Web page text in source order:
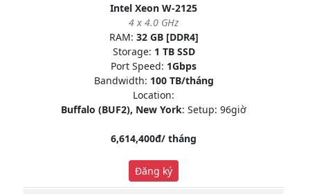
Intel Xeon W-2125
4 x 4.0 GHz
RAM: 32 GB [DDR4]
Storage: 1 TB SSD
Port Speed: 1Gbps
Bandwidth: 100 TB/tháng
Location:
Buffalo (BUF2), New York: Setup: 96giờ
6,614,400đ/ tháng
Đăng ký